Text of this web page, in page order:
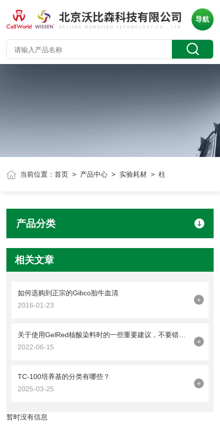
导航
当前位置：首页 > 产品中心 > 实验耗材 > 柱
产品分类
相关文章
如何选购到正宗的Gibco胎牛血清
2016-01-23
+
2022-06-15
+
TC-100培养基的分类有哪些？
2025-03-25
+
暂时没有信息